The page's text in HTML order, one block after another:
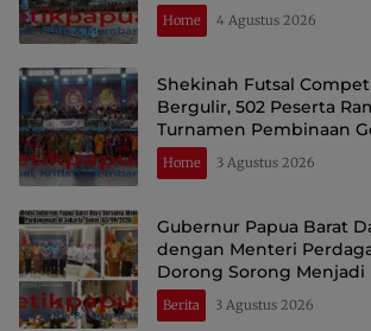
Home 4 Agustus 2026
Shekinah Futsal
Bergulir, 502 Peserta
Turnamen Pembinaan
Raja Ampat
Home 3 Agustus 2026
Gubernur Papua Barat
dengan Menteri
Dorong Sorong Menjadi
Perdagangan dan
Indonesia
Berita 3 Agustus 2026